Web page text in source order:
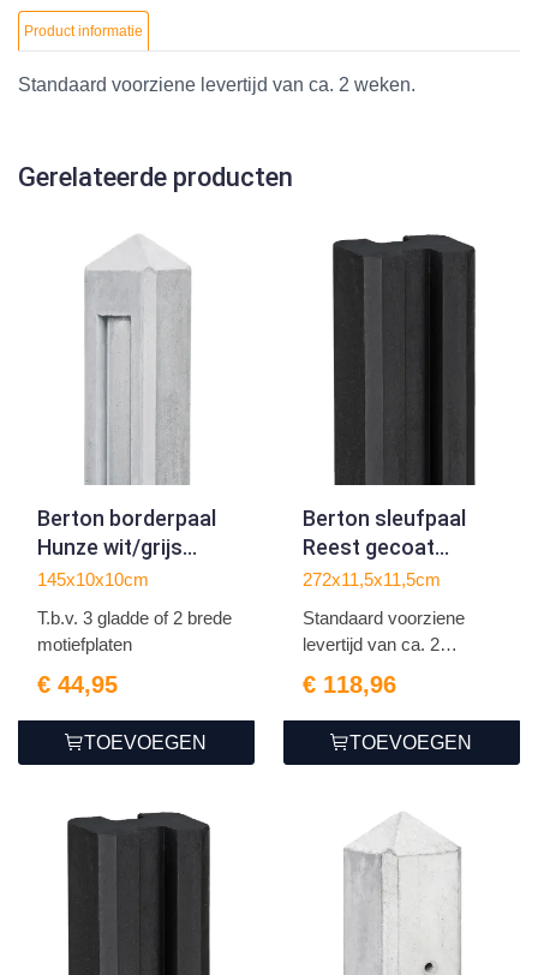
Product informatie
Standaard voorziene levertijd van ca. 2 weken.
Gerelateerde producten
Berton borderpaal
Hunze wit/grijs
hoekmodel 145
145x10x10cm
T.b.v. 3 gladde of 2 brede
motiefplaten
€ 44,95
TOEVOEGEN
Berton sleufpaal
Reest gecoat
tussenmodel 272
272x11,5x11,5cm
Standaard voorziene
levertijd van ca. 2
€ 118,96
TOEVOEGEN